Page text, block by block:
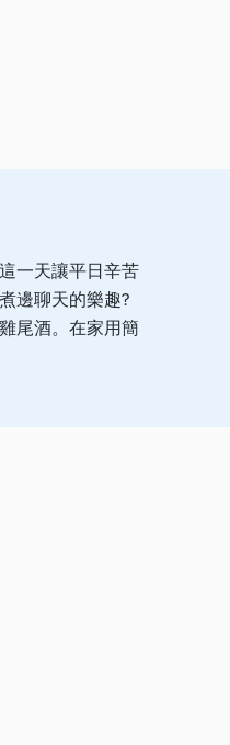
一天讓平日辛苦
邊聊天的樂趣?
尾酒。在家用簡